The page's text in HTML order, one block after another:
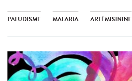
PALUDISME MALARIA ARTÉMISININE